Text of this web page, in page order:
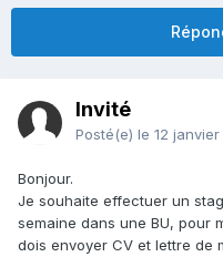
Invité
Posté(e) le 12
Bonjour.
Je souhaite effectuer un
semaine dans une BU, pour
dois envoyer CV et lettre de